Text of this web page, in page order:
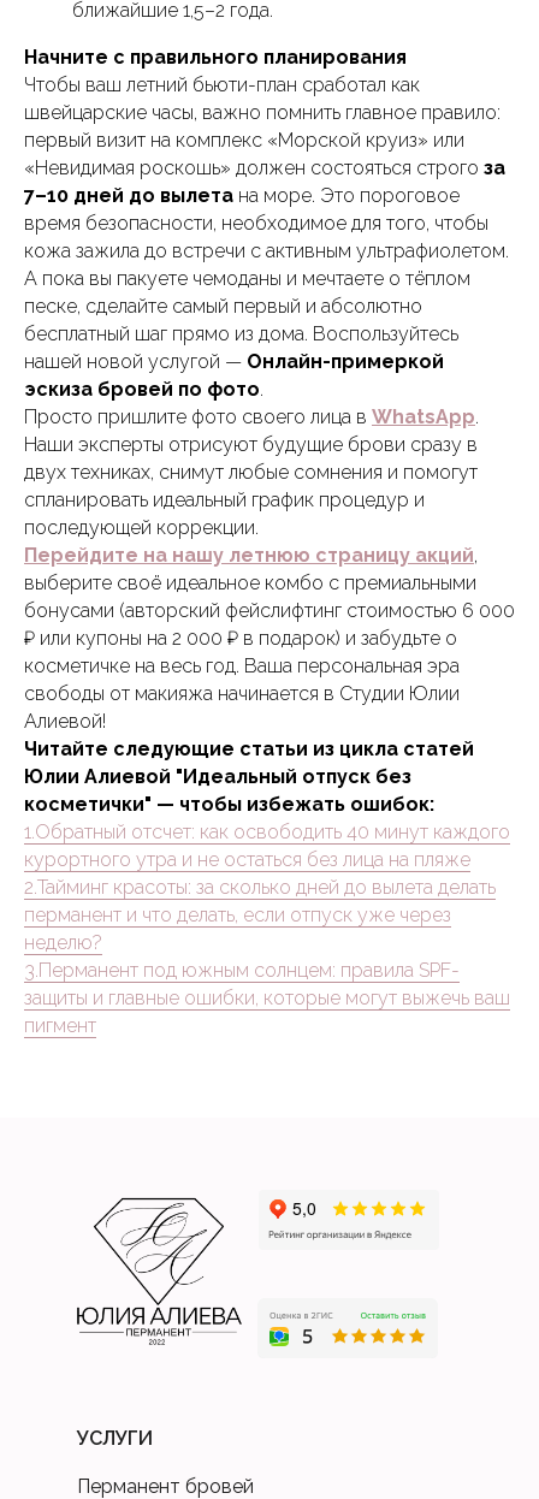
ближайшие 1,5–2 года.
Начните с правильного планирования
Чтобы ваш летний бьюти-план сработал как
швейцарские часы, важно помнить главное правило:
первый визит на комплекс «Морской круиз» или
«Невидимая роскошь» должен состояться строго за
7–10 дней до вылета на море. Это пороговое
время безопасности, необходимое для того, чтобы
кожа зажила до встречи с активным ультрафиолетом.
А пока вы пакуете чемоданы и мечтаете о тёплом
песке, сделайте самый первый и абсолютно
бесплатный шаг прямо из дома. Воспользуйтесь
нашей новой услугой — Онлайн-примеркой
эскиза бровей по фото.
Просто пришлите фото своего лица в WhatsApp.
Наши эксперты отрисуют будущие брови сразу в
двух техниках, снимут любые сомнения и помогут
спланировать идеальный график процедур и
последующей коррекции.
Перейдите на нашу летнюю страницу акций,
выберите своё идеальное комбо с премиальными
бонусами (авторский фейслифтинг стоимостью 6 000
₽ или купоны на 2 000 ₽ в подарок) и забудьте о
косметичке на весь год. Ваша персональная эра
свободы от макияжа начинается в Студии Юлии
Алиевой!
Читайте следующие статьи из цикла статей
Юлии Алиевой "Идеальный отпуск без
косметички" — чтобы избежать ошибок:
1.Обратный отсчет: как освободить 40 минут каждого
курортного утра и не остаться без лица на пляже
2.Тайминг красоты: за сколько дней до вылета делать
перманент и что делать, если отпуск уже через
неделю?
3.Перманент под южным солнцем: правила SPF-
защиты и главные ошибки, которые могут выжечь ваш
пигмент
УСЛУГИ
Перманент бровей